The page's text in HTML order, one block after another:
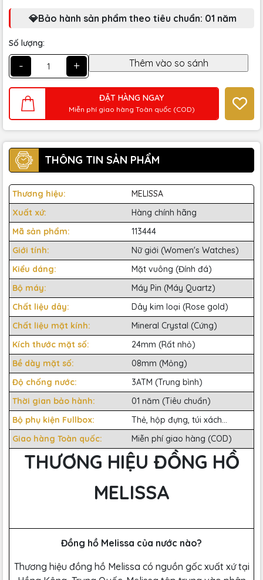
💎Bảo hành sản phẩm theo tiêu chuẩn: 01 năm
Số lượng:
- +
ĐẶT HÀNG NGAY
Miễn phí giao hàng Toàn quốc (COD)
THÔNG TIN SẢN PHẨM
Thương hiệu:
MELISSA
Xuất xứ:
Hàng chính hãng
Mã sản phẩm:
113444
Giới tính:
Nữ giới (Women's Watches)
Kiểu dáng:
Mặt vuông (Đính đá)
Bộ máy:
Máy Pin (Máy Quartz)
Chất liệu dây:
Dây kim loại (Rose gold)
Chất liệu mặt kính:
Mineral Crystal (Cứng)
Kích thước mặt số:
24mm (Rất nhỏ)
Bề dày mặt số:
08mm (Mỏng)
Độ chống nước:
3ATM (Trung bình)
Thời gian bảo hành:
01 năm (Tiêu chuẩn)
Bộ phụ kiện Fullbox:
Thẻ, hộp đựng, túi xách...
Giao hàng Toàn quốc:
Miễn phí giao hàng (COD)
THƯƠNG HIỆU ĐỒNG HỒ
MELISSA
Đồng hồ Melissa của nước nào?
Thương hiệu đồng hồ Melissa có nguồn gốc xuất xứ tại